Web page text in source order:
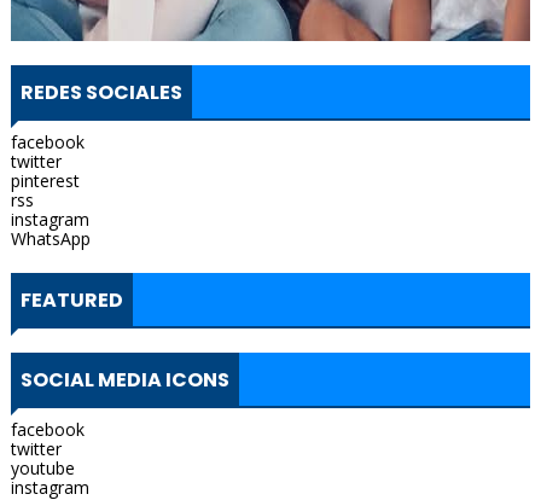
REDES SOCIALES
facebook
twitter
pinterest
rss
instagram
WhatsApp
FEATURED
SOCIAL MEDIA ICONS
facebook
twitter
youtube
instagram